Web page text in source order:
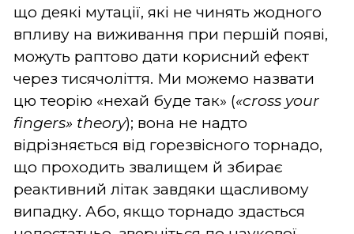
що деякі мутації, які не чинять жодного
впливу на виживання при першій появі,
можуть раптово дати корисний ефект
через тисячоліття. Ми можемо назвати
цю теорію «нехай буде так» («cross your
fingers» theory); вона не надто
відрізняється від горезвісного торнадо,
що проходить звалищем й збирає
реактивний літак завдяки щасливому
випадку. Або, якщо торнадо здасться